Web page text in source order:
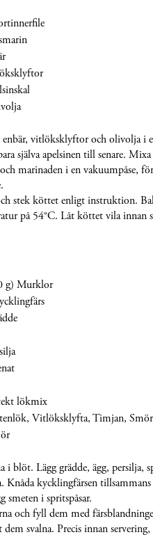
vitlöksklyftor och olivolja i
själva apelsinen till senare.
marinaden i en vakuumpåse,
stek köttet enligt instruktion.
på 54°C. Låt köttet vila innan
g) Murklor
lökmix
Vitlöksklyfta, Timjan,
i blöt. Lägg grädde, ägg, persilja,
Knåda kycklingfärsen
smeten i spritspåsar.
och fyll dem med
svalna. Precis innan